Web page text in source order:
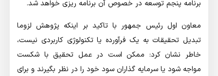
برنامه پنجم توسعه در خصوص آن برنامه ریزی خواهد شد.
معاون اول رئیس جمهور با تاکید بر اینکه پژوهش لزوما
تبدیل تحقیقات به یک فرآورده یا تکنولوژی کاربردی نیست،
خاطر نشان کرد: ممکن است در عمل تحقیق با شکست
مواجه شود یا سرمایه گذاران سود خود را در نظر بگیرند و برای